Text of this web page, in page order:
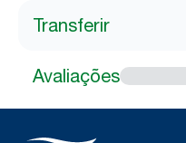
Transferir
Avaliações